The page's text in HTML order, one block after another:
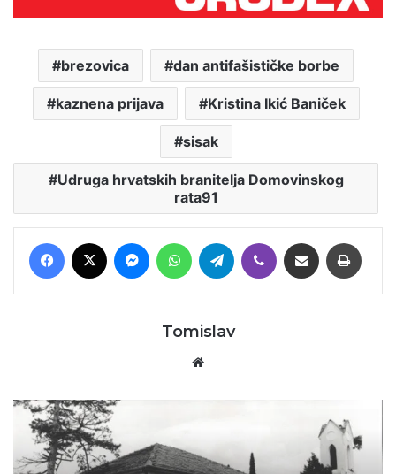
brezovica dan antifašističke borbe
kaznena prijava Kristina Ikić Baniček
sisak
Udruga hrvatskih branitelja Domovinskog
rata91
Facebook MessengerWhatsAppTelegram Viber Podijeli putem E-maila
Tomislav